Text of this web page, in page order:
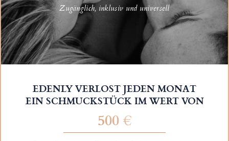
Zugänglich, inklusiv und universell
EDENLY VERLOST JEDEN MONAT
EIN SCHMUCKSTÜCK IM WERT VON
500 €